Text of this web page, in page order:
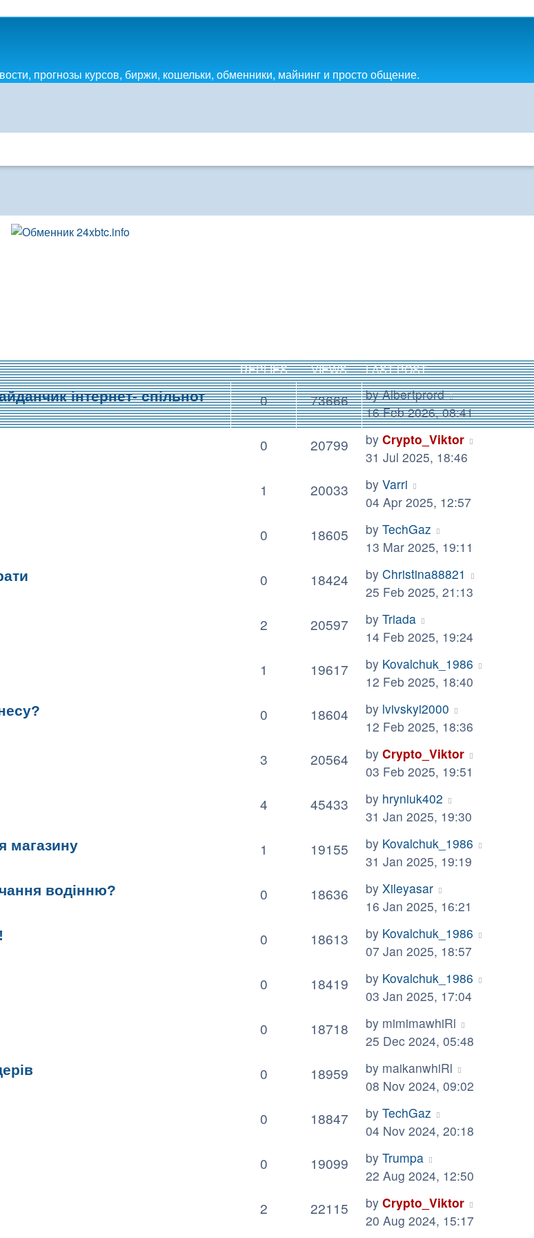
прогнозы курсов, биржи, кошельки, обменники, майнинг и просто общение.
REPLIES VIEWS LAST POST
інтернет- спільнот 0 73666 byAlbertprord
16 Feb 2026, 08:41
0 20799 by Crypto_Viktor
31 Jul 2025, 18:46
1 20033 by Varri
04 Apr 2025, 12:57
0 18605 by TechGaz
13 Mar 2025, 19:11
0 18424 by Christina88821
25 Feb 2025, 21:13
2 20597 by Triada
14 Feb 2025, 19:24
1 19617 by Kovalchuk_1986
12 Feb 2025, 18:40
0 18604 by lvivskyi2000
12 Feb 2025, 18:36
3 20564 by Crypto_Viktor
03 Feb 2025, 19:51
4 45433 by hryniuk402
31 Jan 2025, 19:30
магазину 1 19155 by Kovalchuk_1986
31 Jan 2025, 19:19
водінню? 0 18636 by Xileyasar
16 Jan 2025, 16:21
0 18613 by Kovalchuk_1986
07 Jan 2025, 18:57
0 18419 by Kovalchuk_1986
03 Jan 2025, 17:04
0 18718 by mimimawhiRl
25 Dec 2024, 05:48
0 18959 by maikanwhiRl
08 Nov 2024, 09:02
0 18847 by TechGaz
04 Nov 2024, 20:18
0 19099 by Trumpa
22 Aug 2024, 12:50
2 22115 by Crypto_Viktor
20 Aug 2024, 15:17